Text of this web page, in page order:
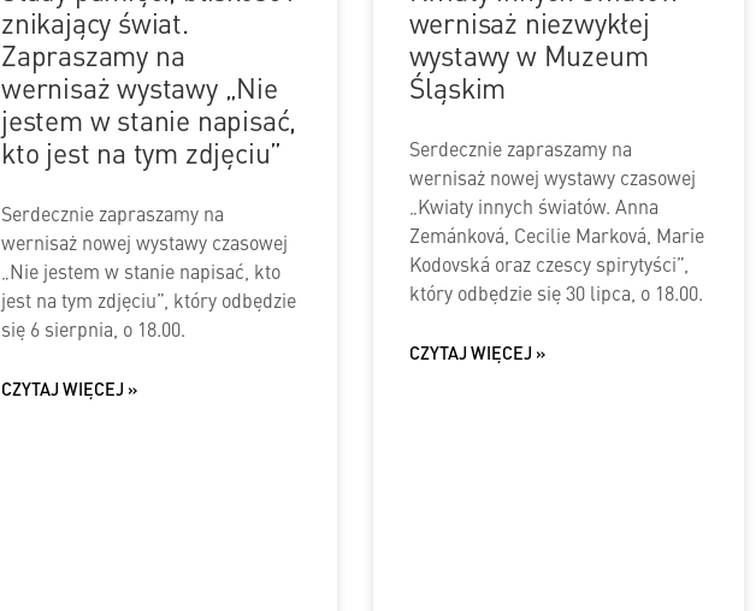
znikający świat.
Zapraszamy na
wernisaż wystawy „Nie
jestem w stanie napisać,
kto jest na tym zdjęciu”
Serdecznie zapraszamy na
wernisaż nowej wystawy czasowej
„Nie jestem w stanie napisać, kto
jest na tym zdjęciu”, który odbędzie
się 6 sierpnia, o 18.00.
CZYTAJ WIĘCEJ »
wernisaż niezwykłej
wystawy w Muzeum
Śląskim
Serdecznie zapraszamy na
wernisaż nowej wystawy czasowej
„Kwiaty innych światów. Anna
Zemánková, Cecilie Marková, Marie
Kodovská oraz czescy spirytyści”,
który odbędzie się 30 lipca, o 18.00.
CZYTAJ WIĘCEJ »